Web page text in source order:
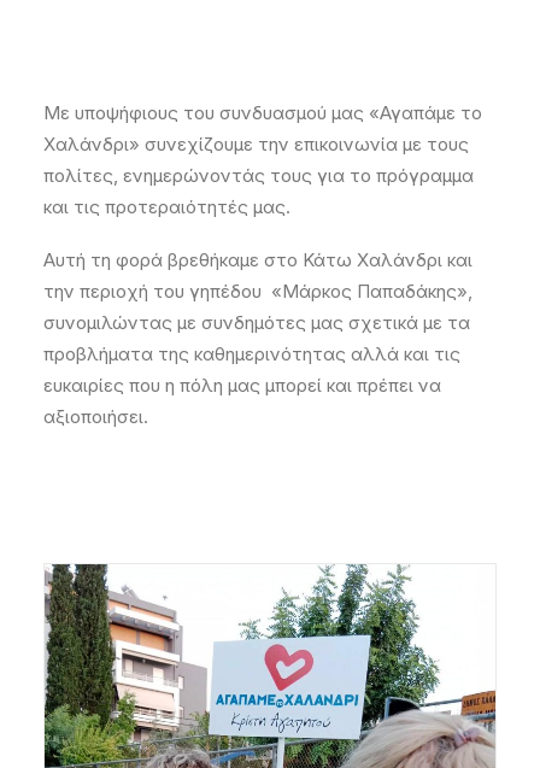
Με υποψήφιους του συνδυασμού μας «Αγαπάμε το
Χαλάνδρι» συνεχίζουμε την επικοινωνία με τους
πολίτες, ενημερώνοντάς τους για το πρόγραμμα
και τις προτεραιότητές μας.
Αυτή τη φορά βρεθήκαμε στο Κάτω Χαλάνδρι και
την περιοχή του γηπέδου «Μάρκος Παπαδάκης»,
συνομιλώντας με συνδημότες μας σχετικά με τα
προβλήματα της καθημερινότητας αλλά και τις
ευκαιρίες που η πόλη μας μπορεί και πρέπει να
αξιοποιήσει.